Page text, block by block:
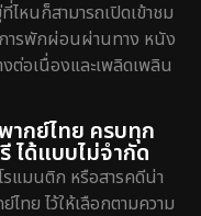
ไหนก็สามารถเปิดเข้าชม
ารพักผ่อนผ่านทาง หนัง
ต่อเนื่องและเพลิดเพลิน
กย์ไทย ครบทุก
ด้แบบไม่จำกัด
แมนติก หรือสารคดีน่า
ทย ไว้ให้เลือกตามความ